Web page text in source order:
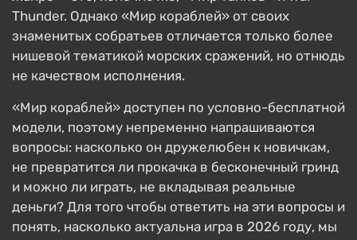
Thunder. Однако «Мир кораблей» от своих
знаменитых собратьев отличается только более
нишевой тематикой морских сражений, но отнюдь
не качеством исполнения.
«Мир кораблей» доступен по условно-бесплатной
модели, поэтому непременно напрашиваются
вопросы: насколько он дружелюбен к новичкам,
не превратится ли прокачка в бесконечный гринд
и можно ли играть, не вкладывая реальные
деньги? Для того чтобы ответить на эти вопросы и
понять, насколько актуальна игра в 2026 году, мы